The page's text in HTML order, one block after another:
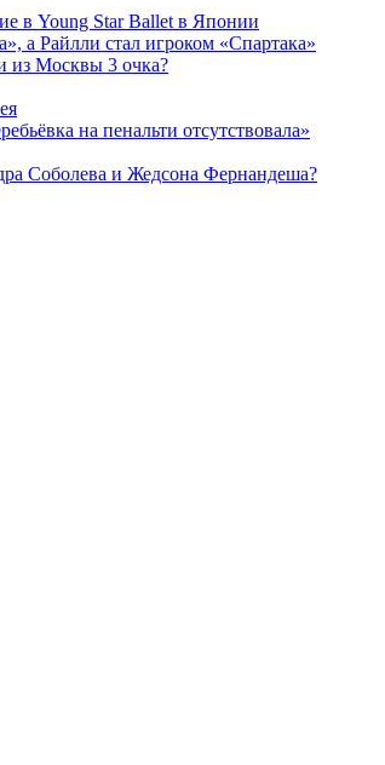
в Young Star Ballet в Японии
а Райлли стал игроком «Спартака»
из Москвы 3 очка?
на пенальти отсутствовала»
Соболева и Жедсона Фернандеша?